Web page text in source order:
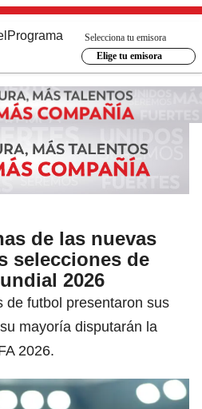
Programa
Selecciona tu emisora
Elige tu emisora
de las nuevas
selecciones de
2026
de futbol presentaron sus
mayoría disputarán la
2026.